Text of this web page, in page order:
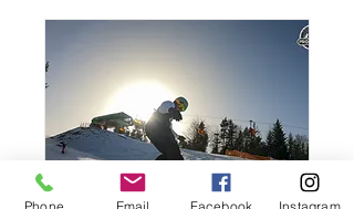
Phone Email Facebook Instagram